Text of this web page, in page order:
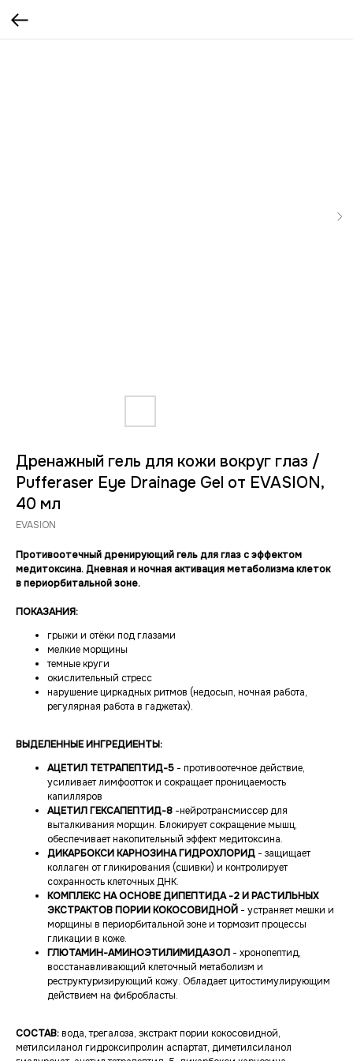
Дренажный гель для кожи вокруг глаз /
Pufferaser Eye Drainage Gel от EVASION,
40 мл
EVASION
Противоотечный дренирующий гель для глаз с эффектом
медитоксина. Дневная и ночная активация метаболизма клеток
в периорбитальной зоне.
ПОКАЗАНИЯ:
грыжи и отёки под глазами
мелкие морщины
темные круги
окислительный стресс
нарушение циркадных ритмов (недосып, ночная работа,
регулярная работа в гаджетах).
ВЫДЕЛЕННЫЕ ИНГРЕДИЕНТЫ:
АЦЕТИЛ ТЕТРАПЕПТИД-5 - противоотечное действие,
усиливает лимфоотток и сокращает проницаемость
капилляров
АЦЕТИЛ ГЕКСАПЕПТИД-8 -нейротрансмиссер для
выталкивания морщин. Блокирует сокращение мышц,
обеспечивает накопительный эффект медитоксина.
ДИКАРБОКСИ КАРНОЗИНА ГИДРОХЛОРИД - защищает
коллаген от гликирования (сшивки) и контролирует
сохранность клеточных ДНК.
КОМПЛЕКС НА ОСНОВЕ ДИПЕПТИДА -2 И РАСТИЛЬНЫХ
ЭКСТРАКТОВ ПОРИИ КОКОСОВИДНОЙ - устраняет мешки и
морщины в периорбитальной зоне и тормозит процессы
гликации в коже.
ГЛЮТАМИН-АМИНОЭТИЛИМИДАЗОЛ - хронопептид,
восстанавливающий клеточный метаболизм и
реструктуризирующий кожу. Обладает цитостимулирующим
действием на фибробласты.
СОСТАВ:вода, трегалоза, экстракт пории кокосовидной,
метилсиланол гидроксипролин аспартат, диметилсиланол